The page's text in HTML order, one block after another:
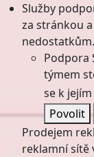
Služby
za stránkou
nedostatkům.
Podpora
týmem
se k
Povolit
Prodejem
reklamní sítě